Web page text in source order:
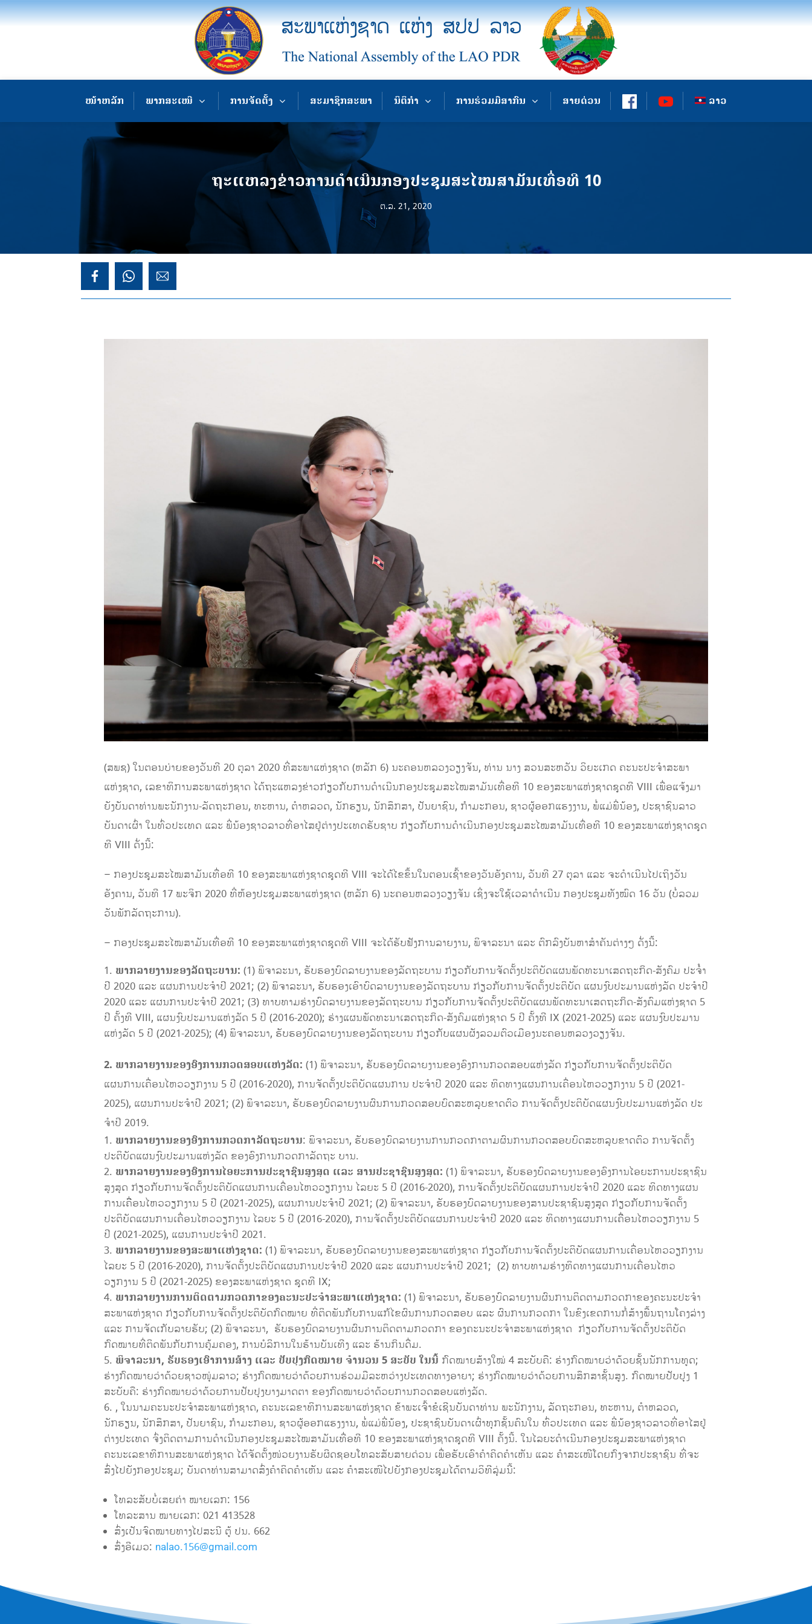
ໜ້າຫລັກ ພາກສະເໜີ ການຈັດຕັ້ງ ສະມາຊິກສະພາ ນິຕິກຳ ການຮ່ວມມືສາກົນ ສາຍດ່ວນ ລາວ
ຖະແຫລງຂ່າວການດຳເນີນກອງປະຊຸມສະໄໝສາມັນເທື່ອທີ 10
ຕ.ລ. 21, 2020
(ສພຊ) ໃນຕອນບ່າຍຂອງວັນທີ 20 ຕຸລາ 2020 ທີ່ສະພາແຫ່ງຊາດ (ຫລັກ 6) ນະຄອນຫລວງວຽງຈັນ, ທ່ານ ນາງ ສວນສະຫວັນ ວິຍະເກດ ຄະນະປະຈໍາສະພາ
ແຫ່ງຊາດ, ເລຂາທິການສະພາແຫ່ງຊາດ ໄດ້ຖະແຫລງຂ່າວກ່ຽວກັບການດໍາເນີນກອງປະຊຸມສະໄໝສາມັນເທື່ອທີ 10 ຂອງສະພາແຫ່ງຊາດຊຸດທີ VIII ເພື່ອແຈ້ງມາ​
ຍັງບັນດາທ່ານພະນັກງານ-ລັດຖະກອນ, ທະຫານ, ຕຳຫລວດ, ນັກຮຽນ, ນັກສຶກສາ, ປັນຍາຊົນ, ກຳມະກອນ, ຊາວຜູ້ອອກແຮງງານ, ພໍ່ແມ່ພີ່ນ້ອງ, ປະຊາຊົນລາວ
ບັນດາເຜົ່າ ໃນທົ່ວປະເທດ ແລະ ພີ່ນ້ອງຊາວລາວທີ່ອາໄສຢູ່ຕ່າງປະເທດຮັບຊາບ ກ່ຽວກັບການດຳເນີນກອງປະຊຸມສະໄໝສາມັນເທື່ອທີ 10 ຂອງສະພາແຫ່ງຊາດຊຸດ
ທີ VIII ດັ່ງນີ້:
– ກອງປະຊຸມສະໄໝສາມັນເທື່ອທີ 10 ຂອງສະພາແຫ່ງຊາດຊຸດທີ VIII ຈະໄດ້ໄຂຂຶ້ນໃນຕອນເຊົ້າຂອງວັນອັງຄານ,​ ວັນທີ 27 ຕຸລາ ແລະ ຈະດໍາເນີນໄປເຖິງວັນ
ອັງຄານ, ວັນທີ 17 ພະຈິກ 2020 ທີ່ຫ້ອງປະຊຸມສະພາແຫ່ງຊາດ (ຫລັກ 6) ນະຄອນຫລວງວຽງຈັນ ເຊິ່ງຈະໃຊ້ເວລາດໍາເນີນ ກອງປະຊຸມທັງໝົດ 16 ວັນ (ບໍ່​ລວມ
ວັນພັກລັດຖະການ).
– ກອງປະຊຸມສະໄໝສາມັນເທື່ອທີ 10 ຂອງສະພາແຫ່ງຊາດຊຸດທີ VIII ຈະໄດ້ຮັບຟັງການລາຍງານ, ພິຈາລະນາ ແລະ ຕົກລົງບັນຫາສຳຄັນຕ່າງໆ ດັ່ງນີ້:
ພາກລາຍງານຂອງລັດຖະບານ: (1) ພິຈາລະນາ, ຮັບຮອງບົດລາຍງານຂອງລັດຖະບານ ກ່ຽວກັບການຈັດຕັ້ງປະຕິບັດແຜນພັດທະນາເສດຖະກິດ-ສັງຄົມ ປະຈໍໍາ
ປີ 2020 ແລະ ແຜນການປະຈໍາປີ 2021; (2) ພິຈາລະນາ, ຮັບຮອງເອົາບົດລາຍງານຂອງລັດຖະບານ ກ່ຽວກັບການຈັດຕັ້ງປະຕິບັດ ແຜນງົບປະມານແຫ່ງລັດ ປະຈໍາປີ
2020 ແລະ ແຜນການປະຈຳປີ 2021; (3) ທາບທາມຮ່າງບົດລາຍງານຂອງລັດຖະບານ ກ່ຽວກັບການຈັດຕັ້ງປະຕິບັດແຜນພັດທະນາເສດຖະກິດ-ສັງຄົມແຫ່ງຊາດ 5
ປີ ຄັ້ງທີ VIII, ແຜນງົບປະມານແຫ່ງລັດ 5 ປີ (2016-2020); ຮ່າງແຜນພັດທະນາເສດຖະກິດ-ສັງຄົມແຫ່ງຊາດ 5 ປີ ຄັ້ງທີ IX (2021-2025) ແລະ ແຜນງົບປະມານ
ແຫ່ງລັດ 5 ປີ (2021-2025); (4) ພິຈາລະນາ, ຮັບຮອງບົດລາຍງານຂອງລັດຖະບານ ກ່ຽວກັບແຜນຜັງລວມຕົວເມືອງນະຄອນຫລວງວຽງຈັນ.
2. ພາກລາຍງານຂອງອົງການກວດສອບແຫ່ງລັດ: (1) ພິຈາລະນາ, ຮັບຮອງບົດລາຍງານຂອງອົງການກວດສອບແຫ່ງລັດ ກ່ຽວກັບການຈັດຕັ້ງປະຕິບັດ
ແຜນການເຄື່ອນໄຫວວຽກງານ 5 ປີ (2016-2020), ການຈັດຕັ້ງປະຕິບັດແຜນການ ປະຈໍາປີ 2020 ແລະ ທິດທາງແຜນການເຄື່ອນໄຫວວຽກງານ 5 ປີ (2021-
2025), ແຜນການປະຈໍາປີ 2021; (2) ພິຈາລະນາ, ຮັບຮອງບົດລາຍງານຜົນການກວດສອບບົດສະຫລຸບຂາດຕົວ ການຈັດຕັ້ງປະຕິບັດແຜນງົບປະມານແຫ່ງລັດ ປະ
ຈໍາປີ 2019.
ພາກລາຍງານຂອງອົງການກວດກາລັດຖະບານ: ພິຈາລະນາ, ຮັບຮອງບົດລາຍງານການກວດກາຕາມຜົນການກວດສອບບົດສະຫລຸບຂາດຕົວ ການຈັດຕັ້ງ
ປະຕິບັດແຜນງົບປະມານແຫ່ງລັດ ຂອງອົງການກວດກາລັດຖະ ບານ.
ພາກລາຍງານຂອງອົງການໄອຍະການປະຊາຊົນສູງສຸດ ແລະ ສານປະຊາຊົນສູງສຸດ: (1) ພິຈາລະນາ, ຮັບຮອງບົດລາຍງານຂອງອົງການໄອຍະການປະຊາຊົນ
ສູງສຸດ ກ່ຽວກັບການຈັດຕັ້ງປະຕິບັດແຜນການເຄື່ອນໄຫວວຽກງານ ໄລຍະ 5 ປີ (2016-2020), ການຈັດຕັ້ງປະຕິບັດແຜນການປະຈໍາປີ 2020 ແລະ ທິດທາງແຜນ
ການເຄືີ່ອນໄຫວວຽກງານ 5 ປີ (2021-2025), ແຜນການປະຈໍາປີ 2021; (2) ພິຈາລະນາ, ຮັບຮອງບົດລາຍງານຂອງສານປະຊາຊົນສູງສຸດ ກ່ຽວກັບການຈັດຕັ້ງ
ປະຕິບັດແຜນການເຄື່ອນໄຫວວຽກງານ ໄລຍະ 5 ປີ (2016-2020), ການຈັດຕັ້ງປະຕິບັດແຜນການປະຈໍາປີ 2020 ແລະ ທິດທາງແຜນການເຄືີ່ອນໄຫວວຽກງານ 5
ປີ (2021-2025), ແຜນການປະຈໍາປີ 2021.
ພາກລາຍງານຂອງສະພາແຫ່ງຊາດ: (1) ພິຈາລະນາ, ຮັບຮອງບົດລາຍງານຂອງສະພາແຫ່ງຊາດ ກ່ຽວກັບການຈັດຕັ້ງປະຕິບັດແຜນການເຄື່ອນໄຫວວຽກງານ
ໄລຍະ 5 ປີ (2016-2020), ການຈັດຕັ້ງປະຕິບັດແຜນການປະຈໍາປີ 2020 ແລະ ແຜນການປະຈໍາປີ 2021; (2) ທາບທາມຮ່າງທິດທາງແຜນການເຄື່ອນໄຫວ
ວຽກງານ 5 ປີ (2021-2025) ຂອງສະພາແຫ່ງຊາດ ຊຸດທີ IX;
ພາກລາຍງານການຕິດຕາມກວດກາຂອງຄະນະປະຈໍາສະພາແຫ່ງຊາດ: (1) ພິຈາລະນາ, ຮັບຮອງບົດລາຍງານຜົນການຕິດຕາມກວດກາຂອງຄະນະປະຈໍາ
ສະພາແຫ່ງຊາດ ກ່ຽວກັບການຈັດຕັ້ງປະຕິບັດກົດໝາຍ ທີ່ຕິດພັນກັບການແກ້ໄຂຜົນການກວດສອບ ແລະ ຜົນການກວດກາ ໃນຂົງເຂດການກໍ່ສ້າງພື້ນຖານໂຄງລ່າງ
ແລະ ການຈັດເກັບລາຍຮັບ; (2) ພິຈາລະນາ, ຮັບຮອງບົດລາຍງານຜົນການຕິດຕາມກວດກາ ຂອງຄະນະປະຈໍາສະພາແຫ່ງຊາດ ກ່ຽວກັບການຈັດຕັ້ງປະຕິບັດ
ກົດໝາຍທີ່ຕິດພັນກັບການຄຸ້ມຄອງ, ການບໍລິການໃນຮ້ານບັນເທີງ ແລະ ຮ້ານກິນດື່ມ.
ພິຈາລະນາ, ຮັບຮອງເອົາການສ້າງ ແລະ ປັບປຸງກົດໝາຍ ຈໍານວນ 5 ສະບັບ ໃນນີ້ ກົດໝາຍສ້າງໃໝ່ 4 ສະບັບຄື: ຮ່າງກົດໝາຍວ່າດ້ວຍຊັ້ນນັກການທູດ;
ຮ່າງກົດໝາຍວ່າດ້ວຍຊາວໜຸ່ມລາວ; ຮ່າງກົດໝາຍວ່າດ້ວຍການຮ່ວມມືລະຫວ່າງປະເທດທາງອາຍາ; ຮ່າງກົດໝາຍວ່າດ້ວຍການສຶກສາຊັ້ນສູງ. ກົດໝາຍປັບປຸງ 1
ສະບັບຄື: ຮ່າງກົດໝາຍວ່າດ້ວຍການປັບປຸງບາງມາດຕາ ຂອງກົດໝາຍວ່າດ້ວຍການກວດສອບແຫ່ງລັດ.
, ໃນນາມຄະນະປະຈຳສະພາແຫ່ງຊາດ, ຄະນະເລຂາທິການສະພາແຫ່ງຊາດ ຂ້າພະເຈົ້າຂໍເຊີນບັນດາທ່ານ ພະນັກງານ, ລັດຖະກອນ, ທະຫານ, ຕຳຫລວດ,
ນັກຮຽນ, ນັກສຶກສາ, ປັນຍາຊົນ, ກຳມະກອນ, ຊາວຜູ້ອອກແຮງງານ, ພໍ່ແມ່ພີ່ນ້ອງ, ປະຊາຊົນບັນດາເຜົ່າທຸກຊັ້ນຄົນໃນ ທົ່ວປະເທດ ແລະ ພີ່ນ້ອງຊາວລາວທີ່ອາໄສຢູ່
ຕ່າງປະເທດ ຈົ່ງຕິດຕາມການດຳເນີນກອງປະຊຸມສະໄໝສາມັນເທື່ອທີ 10 ຂອງສະພາແຫ່ງຊາດຊຸດທີ VIII ຄັ້ງນີ້. ໃນໄລຍະດຳເນີນກອງປະຊຸມສະພາແຫ່ງຊາດ
ຄະນະເລຂາທິການສະພາແຫ່ງຊາດ ໄດ້ຈັດຕັ້ງໜ່ວຍງານຮັບຜິດຊອບໂທລະສັບສາຍ​ດ່ວນ ເພື່ອຮັບເອົາຄຳຄິດຄຳເຫັນ ແລະ ຄຳສະເໜີໂດຍກົງຈາກປະຊາຊົນ ທີ່ຈະ
ສົ່ງໄປຍັງກອງປະຊຸມ; ບັນດາທ່ານສາມາດສົ່ງຄຳຄິດຄຳເຫັນ ແລະ ຄຳສະເໜີໄປຍັງກອງປະຊຸມໄດ້ຕາມວິທີລຸ່ມນີ້:
ໂທລະສັບບໍ່ເສຍຄ່າ ໝາຍເລກ: 156
ໂທລະສານ ໝາຍເລກ: 021 413528
ສົ່ງເປັນຈົດໝາຍທາງໄປສະນີ ຕູ້ ປນ. 662
ສົ່ງອີເມວ: nalao.156@gmail.com